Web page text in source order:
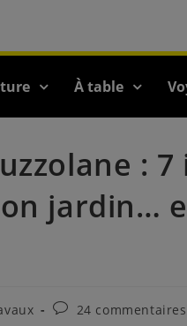
À table
:
jardin…
24 commentaires